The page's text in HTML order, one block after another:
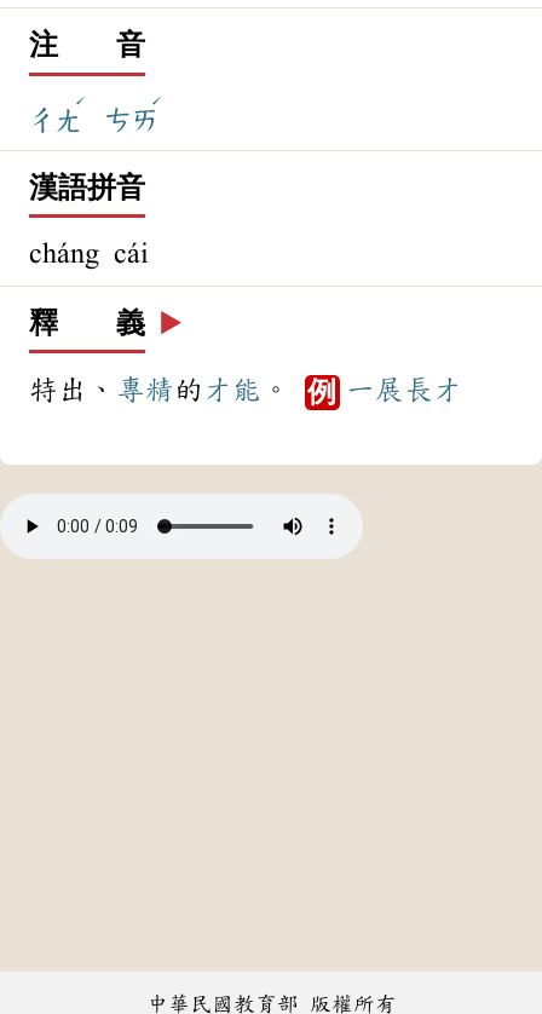
注 音
ㄔㄤ
ˊ
ㄘㄞ
ˊ
漢語拼音
cháng cái
釋 義 ▶️
特出、 專精 的 才能 。 例 一展長才
中華民國教育部 版權所有